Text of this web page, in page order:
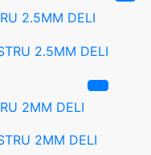
2.5MM DELI
2MM DELI